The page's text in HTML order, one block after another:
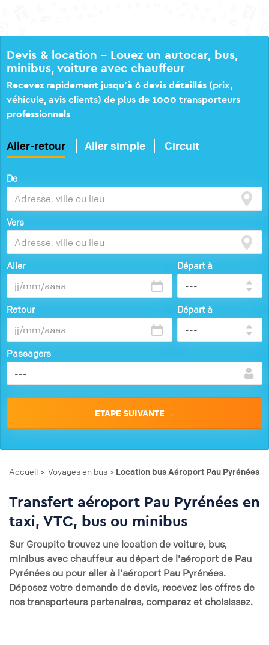
Devis & location – Louez un autocar, bus,
minibus, voiture avec chauffeur
Recevez rapidement jusqu’à 6 devis détaillés (prix,
véhicule, avis clients) de plus de 1000 transporteurs
professionnels
Aller-retour Aller simple Circuit
De
Vers
Aller Départ à
Retour Départ à
Passagers
Accueil > Voyages en bus > Location bus Aéroport Pau Pyrénées
Transfert aéroport Pau Pyrénées en
taxi, VTC, bus ou minibus
Sur Groupito trouvez une location de voiture, bus,
minibus avec chauffeur au départ de l'aéroport de Pau
Pyrénées ou pour aller à l'aéroport Pau Pyrénées.
Déposez votre demande de devis, recevez les offres de
nos transporteurs partenaires, comparez et choisissez.